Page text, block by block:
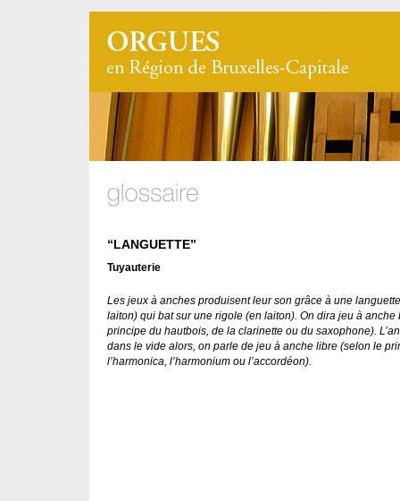
“LANGUETTE”
Tuyauterie
Les jeux à anches produisent leur son grâce à une
laiton) qui bat sur une rigole (en laiton). On dira jeu à anche
principe du hautbois, de la clarinette ou du saxophone).
dans le vide alors, on parle de jeu à anche libre (selon le
l’harmonica, l’harmonium ou l’accordéon).